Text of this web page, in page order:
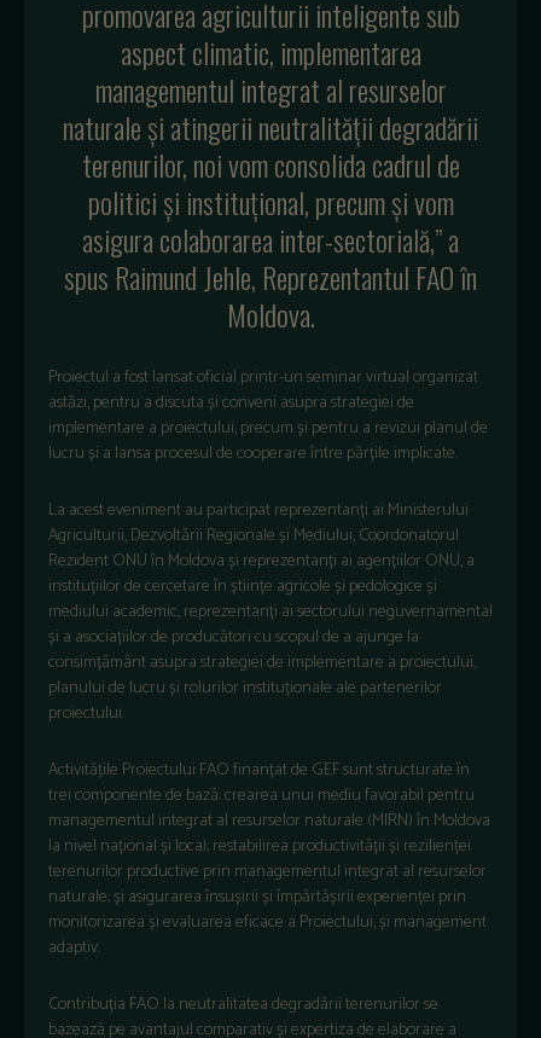
promovarea agriculturii inteligente sub
aspect climatic, implementarea
managementul integrat al resurselor
naturale și atingerii neutralității degradării
terenurilor, noi vom consolida cadrul de
politici și instituțional, precum și vom
asigura colaborarea inter-sectorială,” a
spus Raimund Jehle, Reprezentantul FAO în
Moldova.
Proiectul a fost lansat oficial printr-un seminar virtual organizat
astăzi, pentru a discuta și conveni asupra strategiei de
implementare a proiectului, precum și pentru a revizui planul de
lucru și a lansa procesul de cooperare între părțile implicate.
La acest eveniment au participat reprezentanți ai Ministerului
Agriculturii, Dezvoltării Regionale și Mediului, Coordonatorul
Rezident ONU în Moldova și reprezentanți ai agențiilor ONU, a
instituțiilor de cercetare în științe agricole și pedologice și
mediului academic, reprezentanți ai sectorului neguvernamental
și a asociațiilor de producători cu scopul de a ajunge la
consimțământ asupra strategiei de implementare a proiectului,
planului de lucru și rolurilor instituționale ale partenerilor
proiectului.
Activitățile Proiectului FAO finanțat de GEF sunt structurate în
trei componente de bază: crearea unui mediu favorabil pentru
managementul integrat al resurselor naturale (MIRN) în Moldova
la nivel național și local; restabilirea productivității și rezilienței
terenurilor productive prin managementul integrat al resurselor
naturale; și asigurarea însușirii și împărtășirii experienței prin
monitorizarea și evaluarea eficace a Proiectului, și management
adaptiv.
Contribuția FAO la neutralitatea degradării terenurilor se
bazează pe avantajul comparativ și expertiza de elaborare a